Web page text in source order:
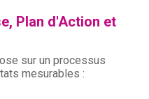
Plan d'Action et
sur un processus
mesurables :